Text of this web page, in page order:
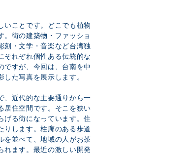
いことです。どこでも植物
。街の建築物・ファッショ
刻・文学・音楽など台湾独
それぞれ個性ある伝統的な
ですが、今回は、台南を中
た写真を展示します。
、近代的な主要通りから一
居住空間です。そこを狭い
げる街になっています。住
りします。柱廊のある歩道
を並べて、地域の人がお茶
れます。最近の激しい開発